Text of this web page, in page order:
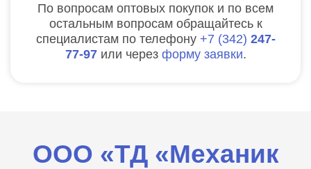
По вопросам оптовых покупок и по всем
остальным вопросам обращайтесь к
специалистам по телефону
7 342 247-
77-97 или через форму заявки.
ООО «ТД «Механик